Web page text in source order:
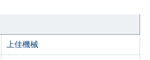
上佳機械